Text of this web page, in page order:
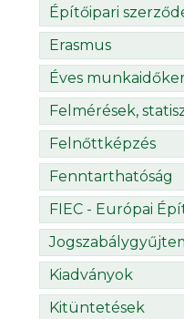
Építőipari
Erasmus
Éves
Felmérések,
Felnőttképzés
Fenntarthatóság
FIEC - Európai
Kiadványok
Kitüntetések